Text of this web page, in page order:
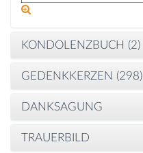
KONDOLENZBUCH (2)
GEDENKKERZEN (298)
DANKSAGUNG
TRAUERBILD